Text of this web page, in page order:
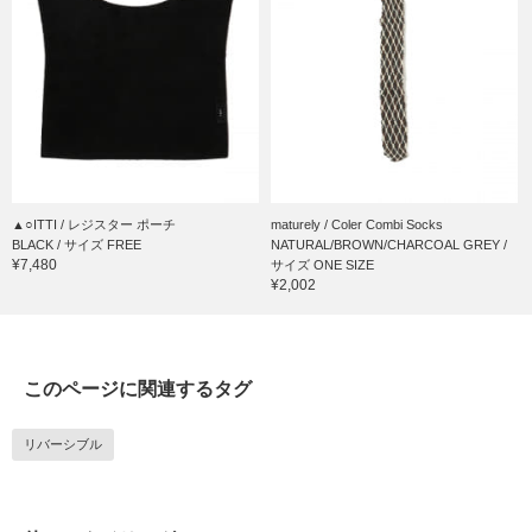
▲○ITTI / レジスター ポーチ
BLACK / サイズ FREE
¥7,480
maturely / Coler Combi Socks
NATURAL/BROWN/CHARCOAL GREY /
サイズ ONE SIZE
¥2,002
このページに関連するタグ
リバーシブル